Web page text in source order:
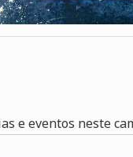
e eventos neste